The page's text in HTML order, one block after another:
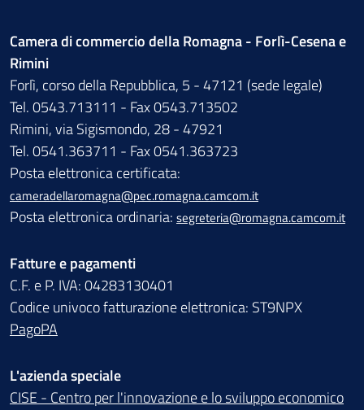
Camera di commercio della Romagna - Forlì-Cesena e
Rimini
Forlì, corso della Repubblica, 5 - 47121 (sede legale)
Tel. 0543.713111 - Fax 0543.713502
Rimini, via Sigismondo, 28 - 47921
Tel. 0541.363711 - Fax 0541.363723
Posta elettronica certificata:
cameradellaromagna@pec.romagna.camcom.it
Posta elettronica ordinaria: segreteria@romagna.camcom.it
Fatture e pagamenti
C.F. e P. IVA: 04283130401
Codice univoco fatturazione elettronica: ST9NPX
PagoPA
L'azienda speciale
CISE - Centro per l'innovazione e lo sviluppo economico